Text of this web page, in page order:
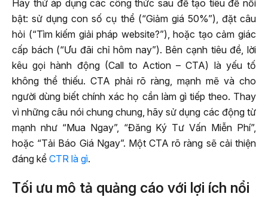
Hãy thử áp dụng các công thức sau để tạo tiêu đề nổi
bật: sử dụng con số cụ thể (“Giảm giá 50%”), đặt câu
hỏi (“Tìm kiếm giải pháp website?”), hoặc tạo cảm giác
cấp bách (“Ưu đãi chỉ hôm nay”). Bên cạnh tiêu đề, lời
kêu gọi hành động (Call to Action – CTA) là yếu tố
không thể thiếu. CTA phải rõ ràng, mạnh mẽ và cho
người dùng biết chính xác họ cần làm gì tiếp theo. Thay
vì những câu nói chung chung, hãy sử dụng các động từ
mạnh như “Mua Ngay”, “Đăng Ký Tư Vấn Miễn Phí”,
hoặc “Tải Báo Giá Ngay”. Một CTA rõ ràng sẽ cải thiện
đáng kể CTR là gì.
Tối ưu mô tả quảng cáo với lợi ích nổi